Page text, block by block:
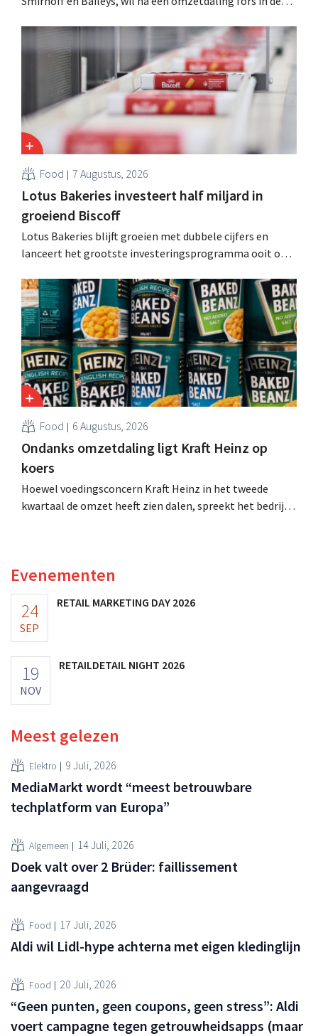
andere Guiness en voorgemixte cocktails.
Food 7 Augustus, 2026
Lotus Bakeries investeert half miljard in
groeiend Biscoff
Lotus Bakeries blijft groeien met dubbele cijfers en
lanceert het grootste investeringsprogramma ooit om
moeten dit momentum grijpen”.
Food 6 Augustus, 2026
Ondanks omzetdaling ligt Kraft Heinz op
koers
Hoewel voedingsconcern Kraft Heinz in het tweede
kwartaal de omzet heeft zien dalen, spreekt het bedrijf
Evenementen
24
SEP
RETAIL MARKETING DAY 2026
19
NOV
RETAILDETAIL NIGHT 2026
Meest gelezen
Elektro 9 Juli, 2026
MediaMarkt wordt “meest betrouwbare
techplatform van Europa”
Algemeen 14 Juli, 2026
Doek valt over 2 Brüder: faillissement
aangevraagd
Food 17 Juli, 2026
Aldi wil Lidl-hype achterna met eigen kledinglijn
Food 20 Juli, 2026
“Geen punten, geen coupons, geen stress”: Aldi
voert campagne tegen getrouwheidsapps (maar